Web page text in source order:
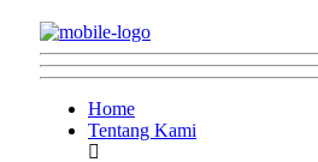
Home
Tentang Kami